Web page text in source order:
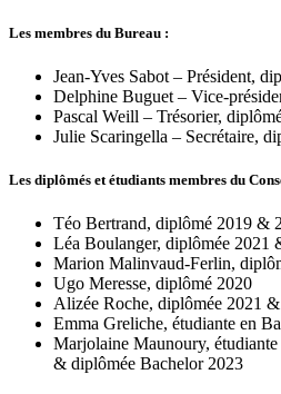
Les membres du Bureau :
Jean-Yves Sabot – Président,
Delphine Buguet – Vice-
Pascal Weill – Trésorier,
Julie Scaringella – Secrétaire,
Les diplômés et étudiants membres du
Téo Bertrand, diplômé 2019 &
Léa Boulanger, diplômée 2021
Marion Malinvaud-Ferlin,
Ugo Meresse, diplômé 2020
Alizée Roche, diplômée 2021
Emma Greliche, étudiante en
Marjolaine Maunoury,
& diplômée Bachelor 2023